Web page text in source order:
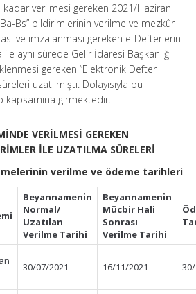
verilmesi gereken 2021/Haziran
Bs” bildirimlerinin verilme ve mezkûr
ve imzalanması gereken e-Defterlerin
aynı sürede Gelir İdaresi Başkanlığı
gereken “Elektronik Defter
uzatılmıştı. Dolayısıyla bu
girmektedir.
VERİLMESİ GEREKEN
İLE UZATILMA SÜRELERİ
verilme ve ödeme tarihleri
Beyannamenin
Normal/
Uzatılan
Verilme Tarihi
Beyannamenin
Mücbir Hali
Sonrası
Verilme Tarihi
30/07/2021 16/11/2021